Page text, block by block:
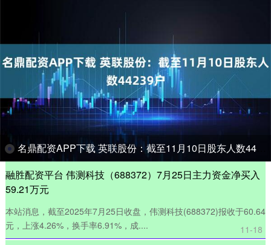
名鼎配资APP下载 英联股份：截至11月10日股东人数44239户
融胜配资平台 伟测科技（688372）7月25日主力资金净买入
59.21万元
本站消息，截至2025年7月25日收盘，伟测科技(688372)报收于60.64
元，上涨4.26%，换手率6.91%，成....
11-18